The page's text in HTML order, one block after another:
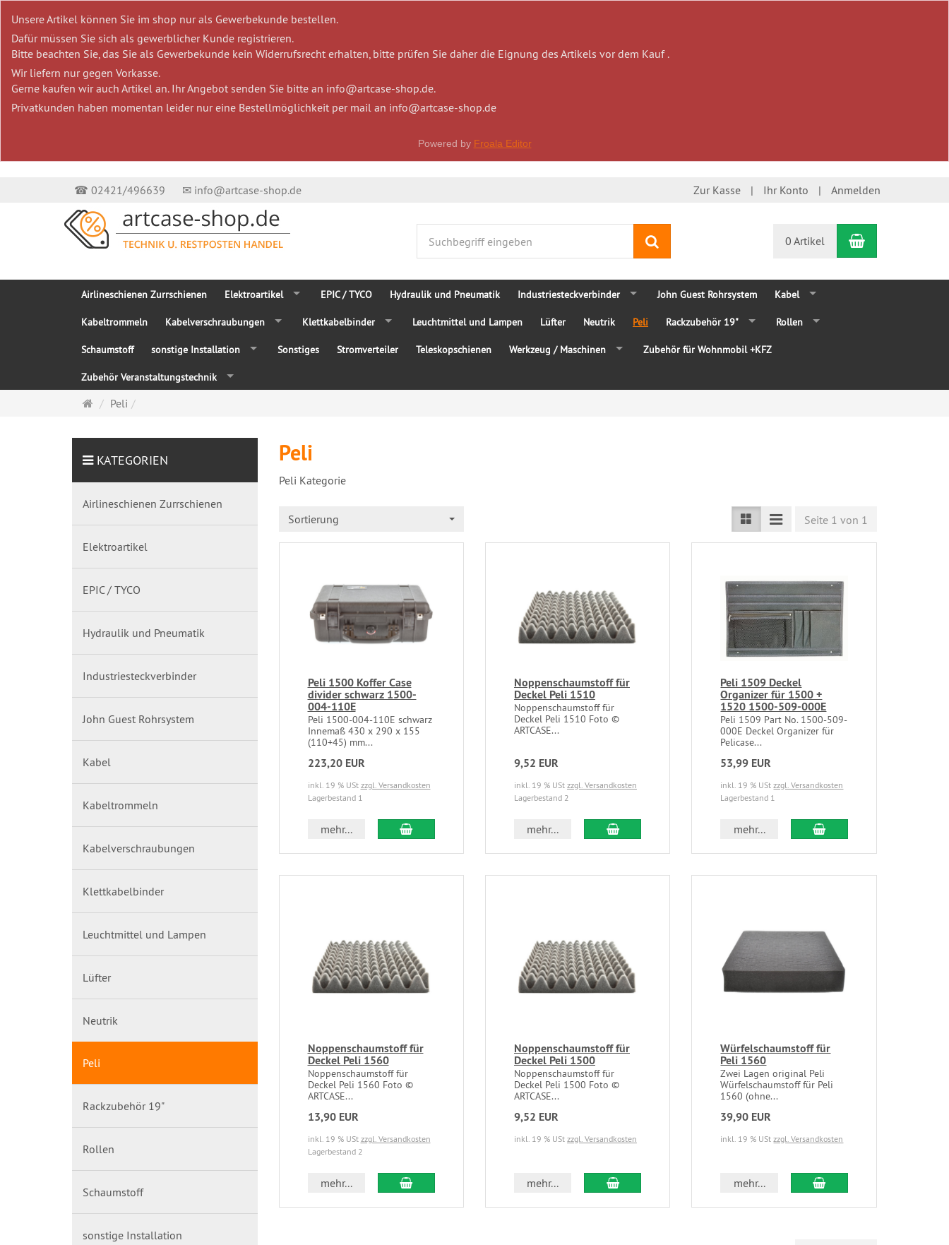
Unsere Artikel können Sie im shop nur als Gewerbekunde bestellen.
Dafür müssen Sie sich als gewerblicher Kunde registrieren.
Bitte beachten Sie, das Sie als Gewerbekunde kein Widerrufsrecht erhalten, bitte prüfen Sie daher die Eignung des Artikels vor dem Kauf .
Wir liefern nur gegen Vorkasse.
Gerne kaufen wir auch Artikel an. Ihr Angebot senden Sie bitte an info@artcase-shop.de.
Privatkunden haben momentan leider nur eine Bestellmöglichkeit per mail an info@artcase-shop.de
Powered by Froala Editor
☎ 02421/496639 ✉ info@artcase-shop.de Zur Kasse Ihr Konto Anmelden
0 Artikel Warenkorb
Airlineschienen Zurrschienen Elektroartikel EPIC / TYCO Hydraulik und Pneumatik Industriesteckverbinder John Guest Rohrsystem Kabel
Kabeltrommeln Kabelverschraubungen Klettkabelbinder Leuchtmittel und Lampen Lüfter Neutrik Peli Rackzubehör 19" Rollen
Schaumstoff sonstige Installation Sonstiges Stromverteiler Teleskopschienen Werkzeug / Maschinen Zubehör für Wohnmobil +KFZ
Zubehör Veranstaltungstechnik
Startseite
Peli
Peli
Peli Kategorie
Sortierung Seite 1 von 1
Peli 1500 Koffer Case
divider schwarz 1500-
004-110E
Peli 1500-004-110E schwarz
Innemaß 430 x 290 x 155
(110+45) mm...
223,20 EUR
inkl. 19 % USt zzgl. Versandkosten
Lagerbestand 1
mehr...
Noppenschaumstoff für
Deckel Peli 1510
Noppenschaumstoff für
Deckel Peli 1510 Foto ©
ARTCASE...
9,52 EUR
inkl. 19 % USt zzgl. Versandkosten
Lagerbestand 2
mehr...
Peli 1509 Deckel
Organizer für 1500 +
1520 1500-509-000E
Peli 1509 Part No. 1500-509-
000E Deckel Organizer für
Pelicase...
53,99 EUR
inkl. 19 % UStzzgl. Versandkosten
Lagerbestand 1
mehr...
Noppenschaumstoff für
Deckel Peli 1560
Noppenschaumstoff für
Deckel Peli 1560 Foto ©
ARTCASE...
13,90 EUR
inkl. 19 % USt zzgl. Versandkosten
Lagerbestand 2
mehr...
Noppenschaumstoff für
Deckel Peli 1500
Noppenschaumstoff für
Deckel Peli 1500 Foto ©
ARTCASE...
9,52 EUR
inkl. 19 % USt zzgl. Versandkosten
mehr...
Würfelschaumstoff für
Peli 1560
Zwei Lagen original Peli
Würfelschaumstoff für Peli
1560 (ohne...
39,90 EUR
inkl. 19 % UStzzgl. Versandkosten
mehr...
KATEGORIEN
Airlineschienen Zurrschienen
Elektroartikel
EPIC / TYCO
Hydraulik und Pneumatik
Industriesteckverbinder
John Guest Rohrsystem
Kabel
Kabeltrommeln
Kabelverschraubungen
Klettkabelbinder
Leuchtmittel und Lampen
Lüfter
Neutrik
Peli
Rackzubehör 19"
Rollen
Schaumstoff
sonstige Installation